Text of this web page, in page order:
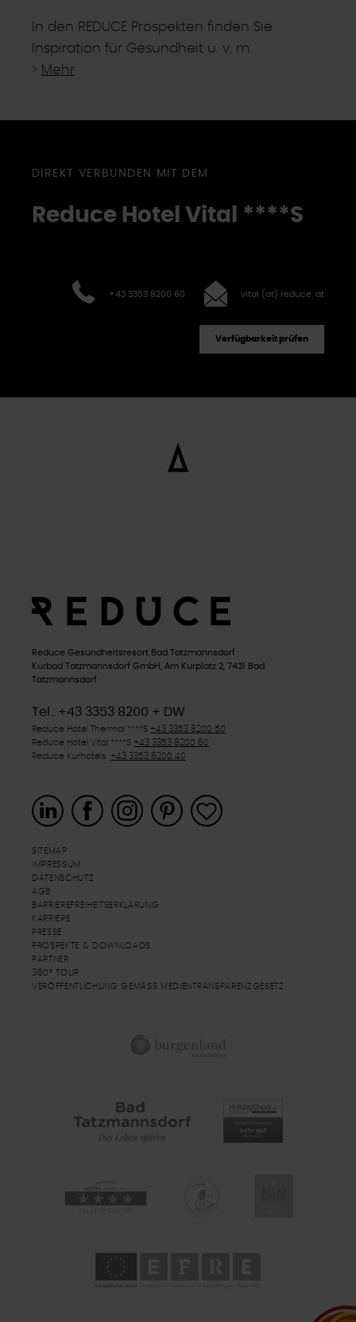
In den REDUCE Prospekten finden Sie
Inspiration für Gesundheit u. v. m.
> Mehr
DIREKT VERBUNDEN MIT DEM
Reduce Hotel Vital ****S
+43 3353 8200 60 vital (at) reduce. at
Verfügbarkeit prüfen
Reduce Gesundheitsresort Bad Tatzmannsdorf
Kurbad Tatzmannsdorf GmbH, Am Kurplatz 2, 7431 Bad
Tatzmannsdorf
Tel.: +43 3353 8200 + DW
Reduce Hotel Thermal ****S +43 3353 8200 50
Reduce Hotel Vital ****S +43 3353 8200 60
Reduce Kurhotels +43 3353 8200 40
SITEMAP
IMPRESSUM
DATENSCHUTZ
AGB
BARRIEREFREIHEITSERKLÄRUNG
KARRIERE
PRESSE
PROSPEKTE & DOWNLOADS
PARTNER
360° TOUR
VERÖFFENTLICHUNG GEMÄSS MEDIENTRANSPARENZGESETZ